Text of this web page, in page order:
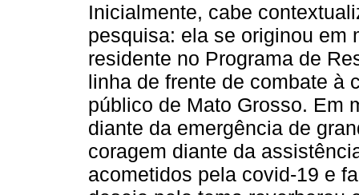
Inicialmente, cabe
pesquisa: ela se originou em
residente no Programa de
linha de frente de combate à
público de Mato Grosso. Em
diante da emergência de
coragem diante da
acometidos pela covid-19 e